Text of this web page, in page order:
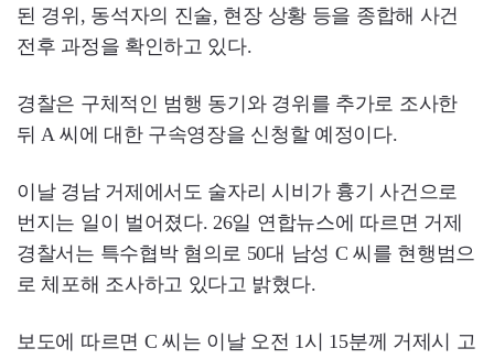
된 경위, 동석자의 진술, 현장 상황 등을 종합해 사건
전후 과정을 확인하고 있다.
경찰은 구체적인 범행 동기와 경위를 추가로 조사한
뒤 A 씨에 대한 구속영장을 신청할 예정이다.
이날 경남 거제에서도 술자리 시비가 흉기 사건으로
번지는 일이 벌어졌다. 26일 연합뉴스에 따르면 거제
경찰서는 특수협박 혐의로 50대 남성 C 씨를 현행범으
로 체포해 조사하고 있다고 밝혔다.
보도에 따르면 C 씨는 이날 오전 1시 15분께 거제시 고